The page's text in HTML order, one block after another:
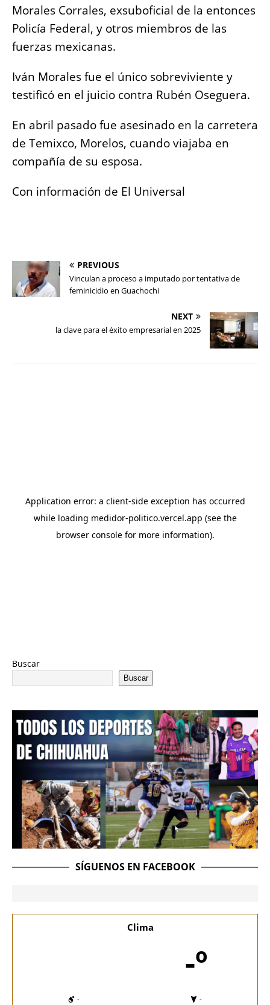
Morales Corrales, exsuboficial de la entonces
Policía Federal, y otros miembros de las
fuerzas mexicanas.
Iván Morales fue el único sobreviviente y
testificó en el juicio contra Rubén Oseguera.
En abril pasado fue asesinado en la carretera
de Temixco, Morelos, cuando viajaba en
compañía de su esposa.
Con información de El Universal
PREVIOUS
Vinculan a proceso a imputado por tentativa de
feminicidio en Guachochi
NEXT
la clave para el éxito empresarial en 2025
Buscar
Buscar
SÍGUENOS EN FACEBOOK
Clima
-º
- -